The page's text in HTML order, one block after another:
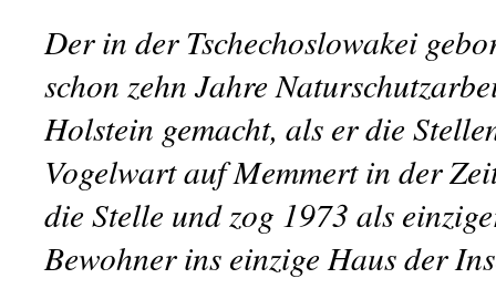
Der in der Tschechoslowakei
schon zehn Jahre
Holstein gemacht, als er die
Vogelwart auf Memmert in der
die Stelle und zog 1973 als
Bewohner ins einzige Haus der